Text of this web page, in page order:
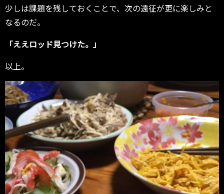
少しは課題を残しておくことで、次の遠征が更に楽しみと
なるのだ。
「ええロッド見つけた。」
以上。